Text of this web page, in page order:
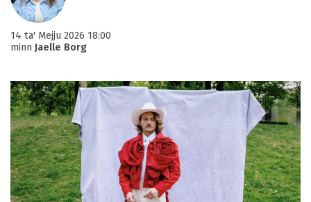
14 ta' Mejju 2026 18:00
minn Jaelle Borg